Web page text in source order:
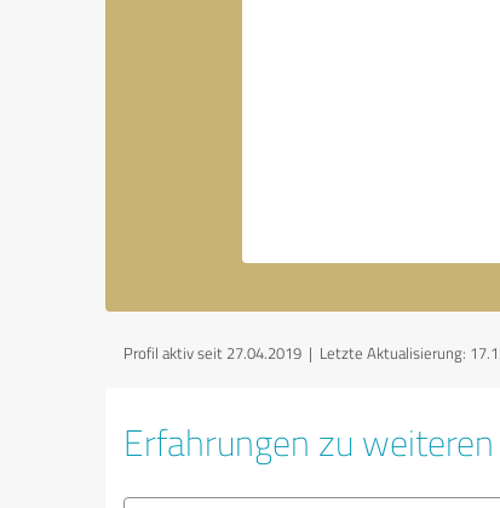
Profil aktiv seit 27.04.2019 | Letzte Aktualisierung:
Erfahrungen zu